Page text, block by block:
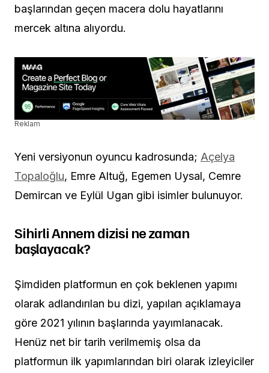
başlarından geçen macera dolu hayatlarını
mercek altına alıyordu.
Reklam
Yeni versiyonun oyuncu kadrosunda; Açelya
Topaloğlu, Emre Altuğ, Egemen Uysal, Cemre
Demircan ve Eylül Ugan gibi isimler bulunuyor.
Sihirli Annem dizisi ne zaman
başlayacak?
Şimdiden platformun en çok beklenen yapımı
olarak adlandırılan bu dizi, yapılan açıklamaya
göre 2021 yılının başlarında yayımlanacak.
Henüz net bir tarih verilmemiş olsa da
platformun ilk yapımlarından biri olarak izleyiciler